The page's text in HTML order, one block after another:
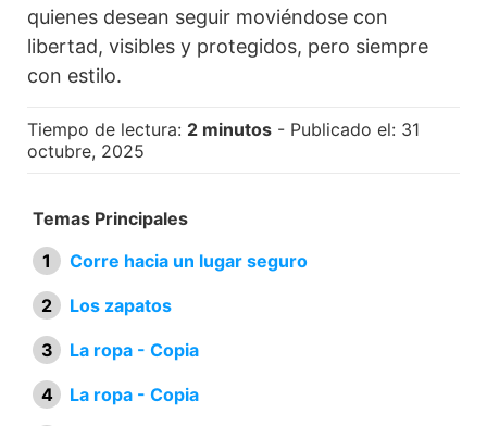
quienes desean seguir moviéndose con
libertad, visibles y protegidos, pero siempre
con estilo.
Tiempo de lectura: 2 minutos - Publicado el: 31
octubre, 2025
Temas Principales
Corre hacia un lugar seguro
Los zapatos
La ropa - Copia
La ropa - Copia